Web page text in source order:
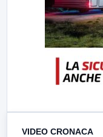
VIDEO CRONACA